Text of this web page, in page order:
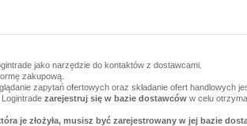
jako narzędzie do kontaktów z dostawcami.
zakupową.
zapytań ofertowych oraz składanie ofert handlowych
zarejestruj się w bazie dostawców w celu
je złożyła, musisz być zarejestrowany w jej bazie